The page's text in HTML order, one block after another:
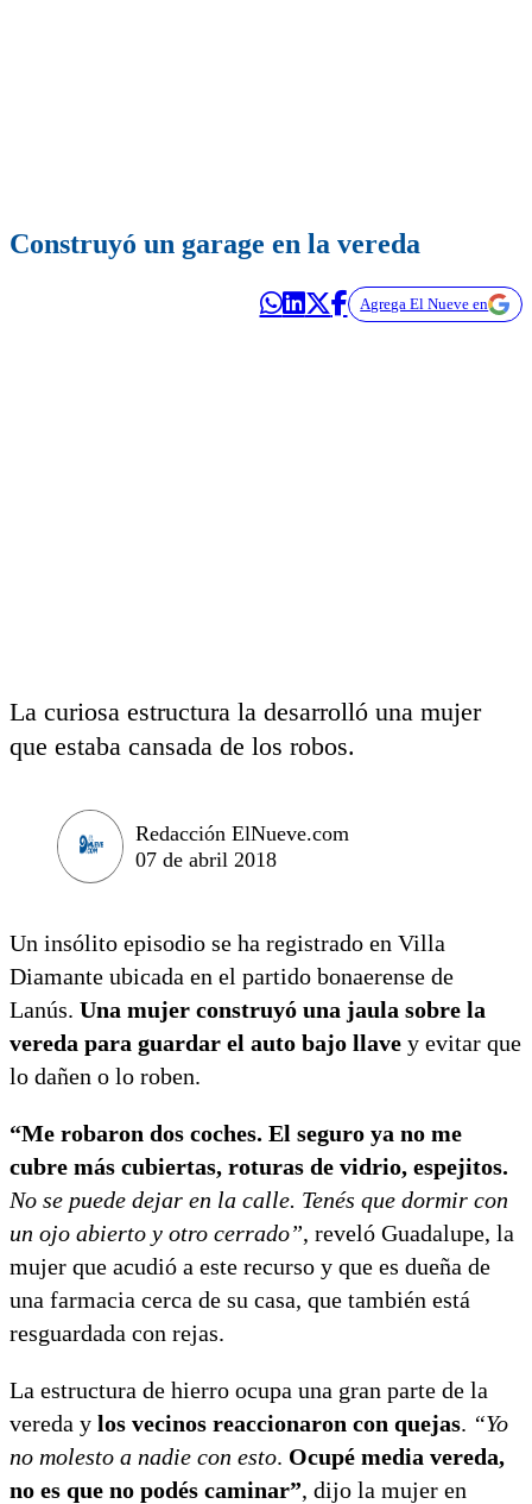
Construyó un garage en la vereda
Agrega El Nueve en
La curiosa estructura la desarrolló una mujer
que estaba cansada de los robos.
Redacción ElNueve.com
07 de abril 2018
Un insólito episodio se ha registrado en Villa
Diamante ubicada en el partido bonaerense de
Lanús. Una mujer construyó una jaula sobre la
vereda para guardar el auto bajo llave y evitar que
lo dañen o lo roben.
“Me robaron dos coches. El seguro ya no me
cubre más cubiertas, roturas de vidrio, espejitos.
No se puede dejar en la calle. Tenés que dormir con
un ojo abierto y otro cerrado”, reveló Guadalupe, la
mujer que acudió a este recurso y que es dueña de
una farmacia cerca de su casa, que también está
resguardada con rejas.
La estructura de hierro ocupa una gran parte de la
vereda y los vecinos reaccionaron con quejas. “Yo
no molesto a nadie con esto. Ocupé media vereda,
no es que no podés caminar”, dijo la mujer en